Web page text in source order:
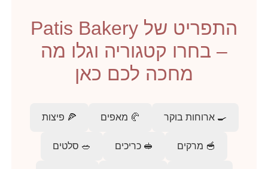
התפריט של Patis Bakery
– בחרו קטגוריה וגלו מה
מחכה לכם כאן
🍳 ארוחות בוקר 🥐 מאפים 🍕 פיצות
🥣 מרקים 🥪 כריכים 🥗 סלטים